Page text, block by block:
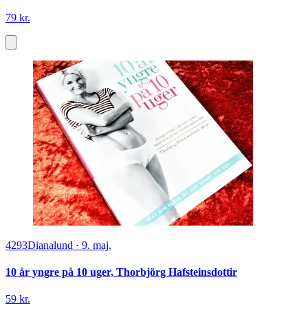
79 kr.
4293Dianalund · 9. maj.
10 år yngre på 10 uger, Thorbjörg Hafsteinsdottir
59 kr.